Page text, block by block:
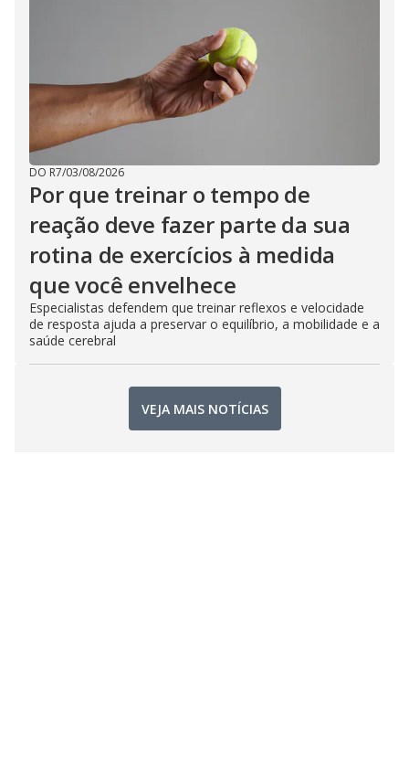
DO R7/03/08/2026
Por que treinar o tempo de
reação deve fazer parte da sua
rotina de exercícios à medida
que você envelhece
Especialistas defendem que treinar reflexos e velocidade
de resposta ajuda a preservar o equilíbrio, a mobilidade e a
saúde cerebral
VEJA MAIS NOTÍCIAS